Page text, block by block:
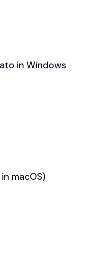
in Windows
macOS)